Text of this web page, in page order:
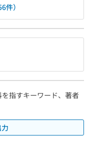
件）
指すキーワード、著者